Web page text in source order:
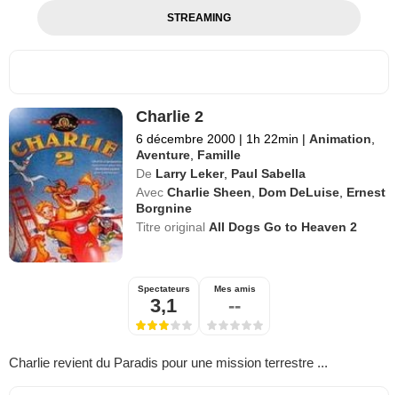
STREAMING
Charlie 2
6 décembre 2000 | 1h 22min | Animation
Aventure Famille
De Larry Leker, Paul Sabella
Avec Charlie Sheen Dom DeLuise Ernest
Borgnine
Titre originalAll Dogs Go to Heaven 2
Spectateurs
3,1
Mes amis
--
Charlie revient du Paradis pour une mission terrestre ...